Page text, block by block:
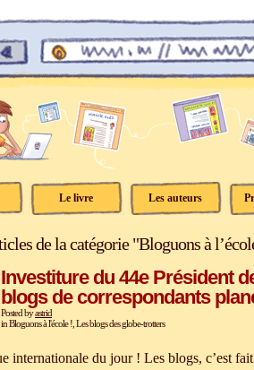
Le livre Les auteurs
de la catégorie "Bloguons à
Investiture du 44e Président
blogs de correspondants
Posted byastrid
inBloguons à l'école ! Les blogs des globe-trotters
internationale du jour ! Les blogs, c’est